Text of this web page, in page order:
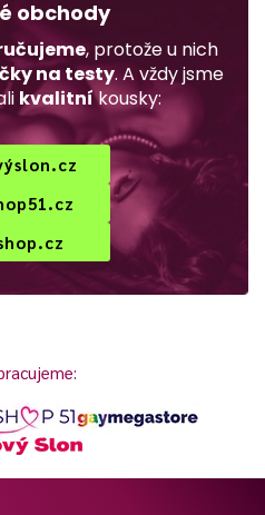
obchody
, protože u nich
na testy. A vždy jsme
kvalitníkousky: